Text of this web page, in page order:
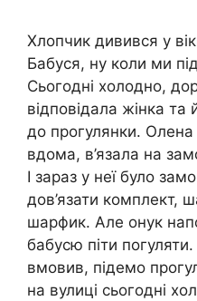
Хлопчик дивився у
Бабуся, ну коли ми
Сьогодні холодно,
відповідала жінка
до прогулянки. Олена
вдома, в’язала на
І зараз у неї було
дов’язати комплект,
шарфик. Але онук
бабусю піти
вмовив, підемо
на вулиці сьогодні